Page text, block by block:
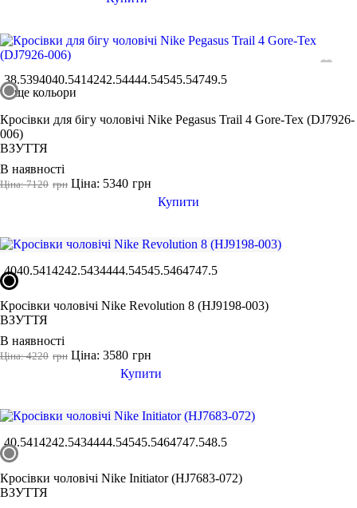
38.5394040.5414242.54444.54545.54749.5
ще кольори
Кросівки для бігу чоловічі Nike Pegasus Trail 4 Gore-Tex (DJ7926-
006)
ВЗУТТЯ
В наявності
грн
Ціна: 7120 грн
Ціна: 5340
Купити
4040.5414242.5434444.54545.5464747.5
Кросівки чоловічі Nike Revolution 8 (HJ9198-003)
ВЗУТТЯ
В наявності
грн
Ціна: 4220 грн
Ціна: 3580
Купити
40.5414242.5434444.54545.5464747.548.5
Кросівки чоловічі Nike Initiator (HJ7683-072)
ВЗУТТЯ